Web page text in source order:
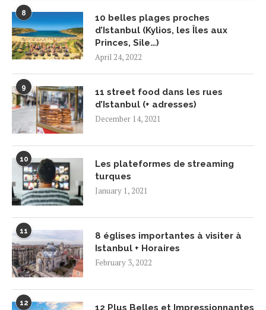
8
10 belles plages proches
d’Istanbul (Kylios, les Îles aux
Princes, Sile…)
April 24, 2022
9
11 street food dans les rues
d’Istanbul (+ adresses)
December 14, 2021
10
Les plateformes de streaming
turques
January 1, 2021
11
8 églises importantes à visiter à
Istanbul + Horaires
February 3, 2022
12
12 Plus Belles et Impressionnantes